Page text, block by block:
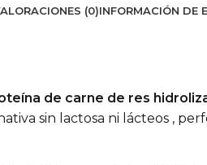
(0)INFORMACIÓN DE
de carne de res
sin lactosa ni lácteos ,